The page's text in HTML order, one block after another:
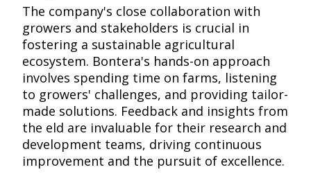
The company's close collaboration with
growers and stakeholders is crucial in
fostering a sustainable agricultural
ecosystem. Bontera's hands-on approach
involves spending time on farms, listening
to growers' challenges, and providing tailor-
made solutions. Feedback and insights from
the field are invaluable for their research and
development teams, driving continuous
improvement and the pursuit of excellence.​​​​‌ ‍ ​‍​‍‌‍ ‌ ​‍‌‍‍‌‌‍‌ ‌‍‍‌‌‍ ‍​‍​‍​ ‍‍​‍​‍‌ ​ ‌‍​‌‌‍ ‍‌‍‍‌‌ ‌​‌ ‍‌​‍ ‍‌‍‍‌‌‍ ​‍​‍​‍ ​​‍​‍‌‍‍​‌ ​‍‌‍‌‌‌‍‌‍​‍​‍​ ‍‍​‍​‍​‍ ‌ ​ ‌ ‌​‌ ‌‌‌‍‌​‌‍‍‌‌‍ ​‍ ‌‍‍‌‌‍ ‍‌ ‌​‌‍‌‌‌‍ ‍‌ ‌​​‍ ‌‍‌‌‌‍‌​‌‍‍‌‌ ‌​​‍ ‌‍ ‌‌‍ ‌‍‌​‌‍‌‌​ ‌‌ ​​‌ ​‍‌‍‌‌‌ ​ ‌‍‌‌‌‍ ‍‌ ‌​‌‍​‌‌ ‌​‌‍‍‌‌‍ ‌‍ ‍​ ‍ ‌‍‍‌‌‍‌​​ ‌‌ ​​‌‍ ‌ ​ ‌ ‌​​‍ ‍‌ ​ ‌‍​‌​‍ ‍‌‍‌​‌‍ ‌‍‍‌‌‍ ‍‌‍‌ ​‍ ‌‌‍​‍‌‍‌‌‌ ‌​‌ ‌​‌‍‌‌‌ ​‍​‍ ‌‌ ​‍‌‍‌‌​‍ ‌‌‍‌​‌‍‌‌‌‍‌‍‌‍‍‌‌‍ ‍‌‍‍‌‌‍ ‍‌‍‌ ​‍ ‌‌ ​ ‌ ‌‌‌‍​ ‌‍​ ‌‍‌‌‌ ​ ‌ ​ ​‍ ‌‌‍‍‌‌‍ ‍​‍ ‌‌‍​‌‌‍‌ ‌ ​‍‌‍‍‌‌‍​ ‌ ‌‌‌‍ ​‌ ‌​‌ ‌‌‌ ​‍‌‍‌‌​‍ ‌‌‍‌‌‌‍ ‌‌ ​​‌‍ ‌ ‌ ‌‍‌‌‌ ​‍‌‍‍‌‌‍ ‍‌‍‌ ​‍ ‌‌‍‌‍‌‍​‌‌ ​‍‌‍ ‌‌‍‌‌‌ ​‍‌ ​ ​‍ ‌‌‍ ‍‌ ‌‌‌ ​‍‌ ‌​‌ ‌‌‌ ​‍‌‍‍‌‌‍ ‍‌‍‌ ​‍ ‌‌ ‌​‌‍‍​‌‍‌‌​‍ ‌‌‍‌‌‌‍ ‍‌ ‌‍‌‍‍‌‌ ​‍‌‍ ‌‍ ‍‌‍ ‌‌‍‌‌‌‍ ‍‌ ‌​​ ‍ ‌ ‌​‌ ‍‌‌ ​​‌‍‌‌​ ‌‌ ​​‌‍ ‌ ​ ‌ ‌​​ ‍ ‌ ​​‌‍​‌‌ ‌​‌‍‍​​ ‌‌‍​‍‌‍ ‌‍‌​‌ ‍‌​‍‌‌​ ‌‌‌​​‍‌‌ ‌‍‍ ‌‍‌‌‌ ‍‌​‍‌‌​ ​ ‌​‌​​‍‌‌​ ​ ‌​‌​​‍‌‌​ ​‍​ ​‍‌‍‌​​ ‌‌​ ​​‌‍‌​‌‍​‍‌‍‌‍‌‍‌‍​ ‍‌‌‍‌​‌‍​‍​ ‍‌‌‍‌​​‍‌‌​ ​‍​ ​‍​‍‌‌​ ‌‌‌​‌​​‍ ‍‌‍​ ‌‍‍​‌‍‍‌‌‍ ​‌‍‌​‌ ​‍‌‍‌‌‌‍ ‍​‍‌‌​ ‌‌‌​​‍‌‌ ‌‍‍ ‌‍‌‌‌ ‍‌​‍‌‌​ ​ ‌​‌​​‍‌‌​ ​ ‌​‌​​‍‌‌​ ​‍​ ​‍​ ‍​‌‍‌‌​ ​​‌‍​ ​ ‍‌​ ‍‌​ ​​‌‍​‍‌‍‌​​ ‌‍​ ‍‌‌‍‌‍​ ​​​‍‌‌​ ​‍​ ​‍​‍‌‌​ ‌‌‌​‌​​‍ ‍‌ ‌​‌‍‌‌‌ ‍​‌ ‌​​ ‌‍​‍‌‍​‌‌ ​ ‌‍‌‌‌‌‌‌‌ ​‍‌‍ ​​ ‌​‍‌‌​ ​‍‌​‌‍‌ ​ ‌ ‌​‌ ‌‌‌‍‌​‌‍‍‌‌‍ ​‍‌‍‌‍‍‌‌‍‌​​ ‌‌ ​​‌‍ ‌ ​ ‌ ‌​​‍ ‍‌ ​ ‌‍​‌​‍ ‍‌‍‌​‌‍ ‌‍‍‌‌‍ ‍‌‍‌ ​‍ ‌‌‍​‍‌‍‌‌‌ ‌​‌ ‌​‌‍‌‌‌ ​‍​‍ ‌‌ ​‍‌‍‌‌​‍ ‌‌‍‌​‌‍‌‌‌‍‌‍‌‍‍‌‌‍ ‍‌‍‍‌‌‍ ‍‌‍‌ ​‍ ‌‌ ​ ‌ ‌‌‌‍​ ‌‍​ ‌‍‌‌‌ ​ ‌ ​ ​‍ ‌‌‍‍‌‌‍ ‍​‍ ‌‌‍​‌‌‍‌ ‌ ​‍‌‍‍‌‌‍​ ‌ ‌‌‌‍ ​‌ ‌​‌ ‌‌‌ ​‍‌‍‌‌​‍ ‌‌‍‌‌‌‍ ‌‌ ​​‌‍ ‌ ‌ ‌‍‌‌‌ ​‍‌‍‍‌‌‍ ‍‌‍‌ ​‍ ‌‌‍‌‍‌‍​‌‌ ​‍‌‍ ‌‌‍‌‌‌ ​‍‌ ​ ​‍ ‌‌‍ ‍‌ ‌‌‌ ​‍‌ ‌​‌ ‌‌‌ ​‍‌‍‍‌‌‍ ‍‌‍‌ ​‍ ‌‌ ‌​‌‍‍​‌‍‌‌​‍ ‌‌‍‌‌‌‍ ‍‌ ‌‍‌‍‍‌‌ ​‍‌‍ ‌‍ ‍‌‍ ‌‌‍‌‌‌‍ ‍‌ ‌​​‍‌‍‌ ‌​‌ ‍‌‌ ​​‌‍‌‌​ ‌‌ ​​‌‍ ‌ ​ ‌ ‌​​‍‌‍‌ ​​‌‍​‌‌ ‌​‌‍‍​​ ‌‌‍​‍‌‍ ‌‍‌​‌ ‍‌​‍‌‌​ ‌‌‌​​‍‌‌ ‌‍‍ ‌‍‌‌‌ ‍‌​‍‌‌​ ​ ‌​‌​​‍‌‌​ ​ ‌​‌​​‍‌‌​ ​‍​ ​‍‌‍‌​​ ‌‌​ ​​‌‍‌​‌‍​‍‌‍‌‍‌‍‌‍​ ‍‌‌‍‌​‌‍​‍​ ‍‌‌‍‌​​‍‌‌​ ​‍​ ​‍​‍‌‌​ ‌‌‌​‌​​‍ ‍‌‍​ ‌‍‍​‌‍‍‌‌‍ ​‌‍‌​‌ ​‍‌‍‌‌‌‍ ‍​‍‌‌​ ‌‌‌​​‍‌‌ ‌‍‍ ‌‍‌‌‌ ‍‌​‍‌‌​ ​ ‌​‌​​‍‌‌​ ​ ‌​‌​​‍‌‌​ ​‍​ ​‍​ ‍​‌‍‌‌​ ​​‌‍​ ​ ‍‌​ ‍‌​ ​​‌‍​‍‌‍‌​​ ‌‍​ ‍‌‌‍‌‍​ ​​​‍‌‌​ ​‍​ ​‍​‍‌‌​ ‌‌‌​‌​​‍ ‍‌ ‌​‌‍‌‌‌ ‍​‌ ‌​​‍‌‍‌ ​​‌‍‌‌‌ ​‍‌ ​ ‌ ​​‌‍‌‌‌‍​ ‌ ‌​‌‍‍‌‌ ‌‍‌‍‌‌​ ‌‌ ​​‌ ‌‌‌‍​‍‌‍ ​‌‍‍‌‌ ​ ‌‍‍​‌‍‌‌‌‍‌​​‍​‍‌ ‌